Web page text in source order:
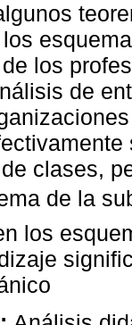
los
de
clases,
de la
los